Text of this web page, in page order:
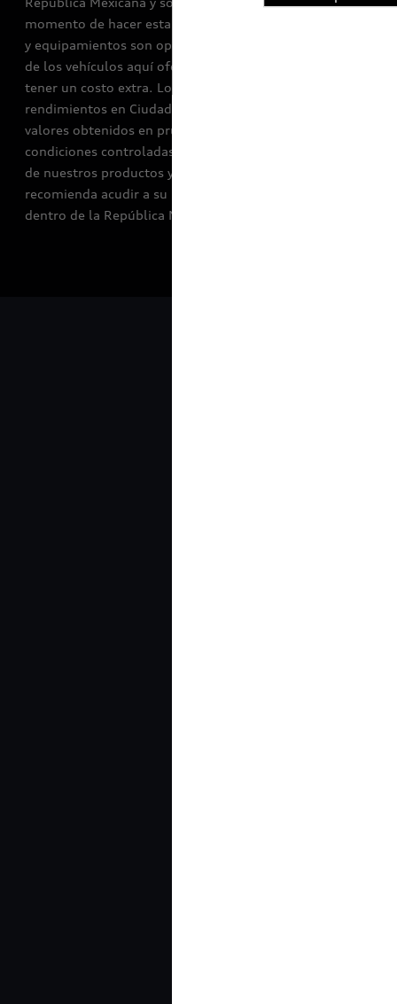
momento de hacer esta publicación. Algunas versiones
y equipamientos son opcionales, por lo que los costos
de los vehículos aquí ofertados pueden variar y podrían
tener un costo extra. Los valores obtenidos sobre
rendimientos en Ciudad, carretera y combinado son
valores obtenidos en pruebas de laboratorio bajo
condiciones controladas. Para conocer la disponibilidad
de nuestros productos y para mayor información se
recomienda acudir a su Distribuidor autorizado Audi
dentro de la República Mexicana.